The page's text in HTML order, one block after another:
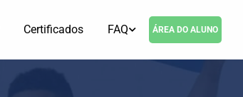
Certificados FAQ ÁREA DO ALUNO